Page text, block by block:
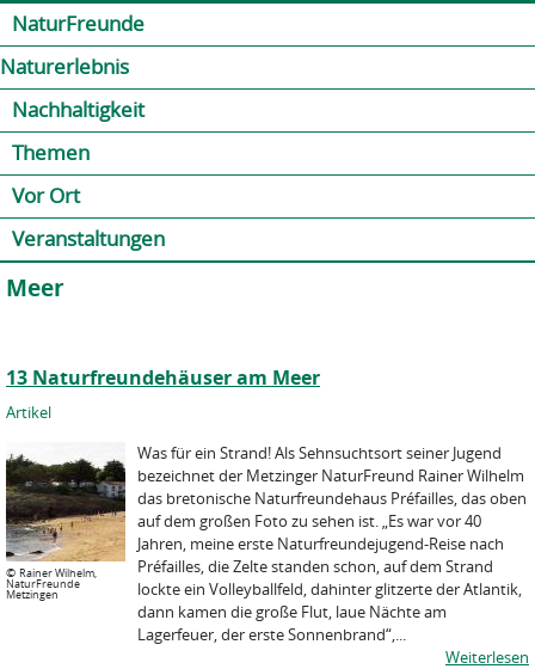
NaturFreunde
Naturerlebnis
Nachhaltigkeit
Themen
Vor Ort
Veranstaltungen
Meer
13 Naturfreundehäuser am Meer
Artikel
© Rainer Wilhelm,
NaturFreunde
Metzingen
Was für ein Strand! Als Sehnsuchtsort seiner Jugend
bezeichnet der Metzinger NaturFreund Rainer Wilhelm
das bretonische Naturfreundehaus Préfailles, das oben
auf dem großen Foto zu sehen ist. „Es war vor 40
Jahren, meine erste Naturfreundejugend-Reise nach
Préfailles, die Zelte standen schon, auf dem Strand
lockte ein Volleyballfeld, dahinter glitzerte der Atlantik,
dann kamen die große Flut, laue Nächte am
Lagerfeuer, der erste Sonnenbrand“,...
Weiterlesen